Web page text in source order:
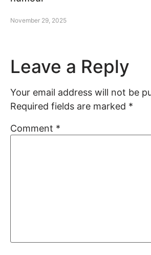
November 29, 2025
Leave a Reply
Your email address will not be
Required fields are marked *
Comment *